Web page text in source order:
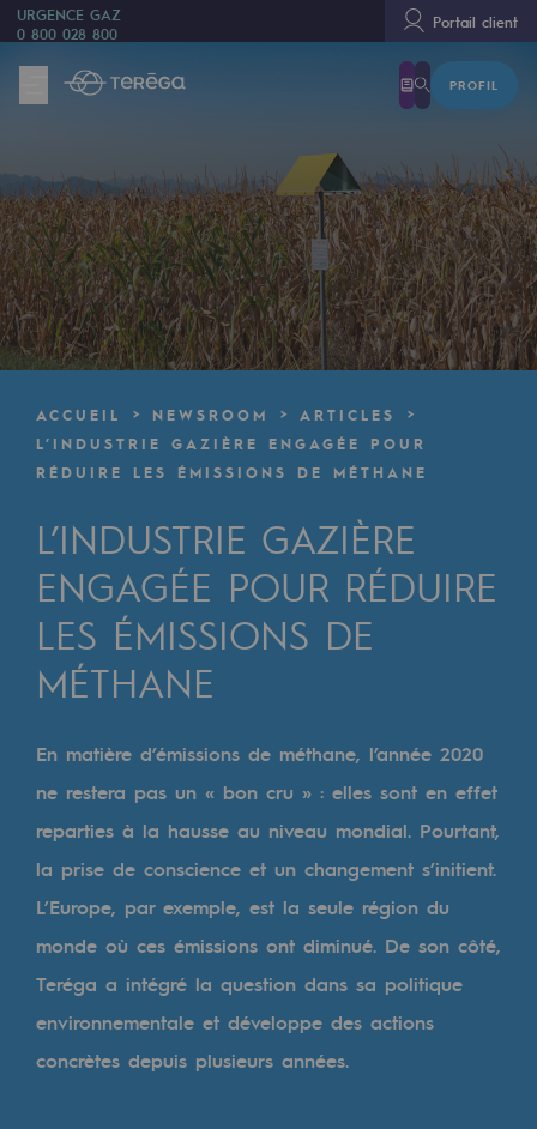
URGENCE GAZ
0 800 028 800
Portail client
PROFIL
Nous sommes
80 ans d'histoire
Teréga
Teréga
Accélérateur de la transition énergétique
Une organisation adaptative et ouverte
Une organisation adaptative et
Digitalisation
Transversalité et Collaboratif
Notre culture et nos valeurs
Une organisation certifiée
Notre organisation
Notre organisation
Gouvernance
Indicateurs
Publications institutionnelles
Où nous trouver
Les énergies d'avenir
ACCUEIL NEWSROOM
ARTICLES
L’INDUSTRIE GAZIÈRE ENGAGÉE POUR
RÉDUIRE LES ÉMISSIONS DE MÉTHANE
L’INDUSTRIE GAZIÈRE
ENGAGÉE POUR RÉDUIRE
LES ÉMISSIONS DE
MÉTHANE
En matière d’émissions de méthane, l’année 2020
ne restera pas un « bon cru » : elles sont en effet
reparties à la hausse au niveau mondial. Pourtant,
la prise de conscience et un changement s’initient.
L’Europe, par exemple, est la seule région du
monde où ces émissions ont diminué. De son côté,
Teréga a intégré la question dans sa politique
environnementale et développe des actions
concrètes depuis plusieurs années.